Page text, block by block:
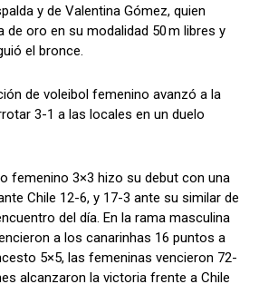
y de Valentina Gómez, quien
de oro en su modalidad 50 m libres y
el bronce.
de voleibol femenino avanzó a la
3-1 a las locales en un duelo
femenino 3×3 hizo su debut con una
Chile 12-6, y 17-3 ante su similar de
del día. En la rama masculina
a los canarinhas 16 puntos a
5×5, las femeninas vencieron 72-
alcanzaron la victoria frente a Chile